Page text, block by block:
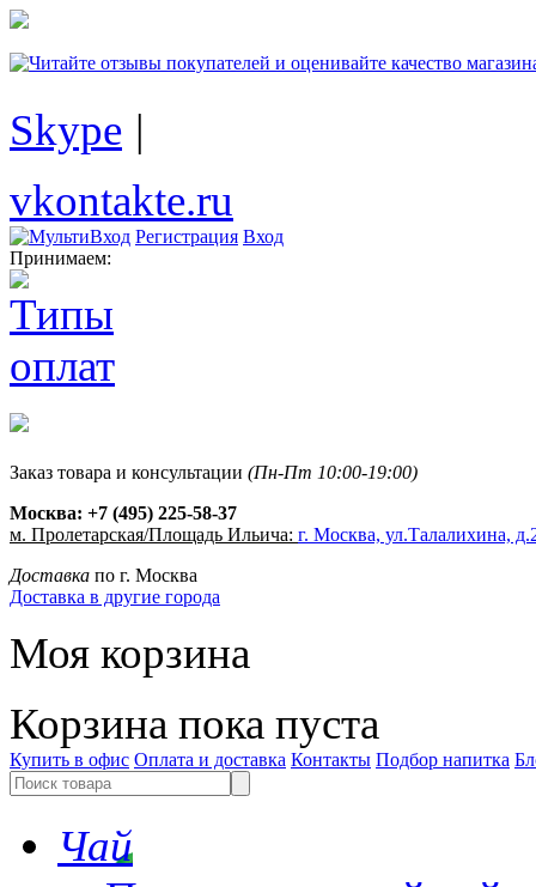
Skype |
vkontakte.ru
Регистрация Вход
Принимаем:
Заказ товара и консультации (Пн-Пт 10:00-19:00)
Москва: +7 (495) 225-58-37
м. Пролетарская/Площадь Ильича: г. Москва, ул.Талалихина,
Доставка по г. Москва
Доставка в другие города
Моя корзина
Корзина пока пуста
Купить в офис Оплата и доставка Контакты Подбор напитка
Чай